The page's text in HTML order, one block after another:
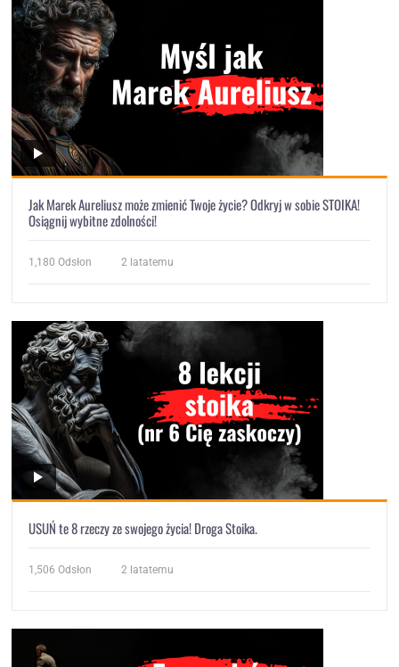
Jak Marek Aureliusz może zmienić Twoje życie? Odkryj w sobie STOIKA!
Osiągnij wybitne zdolności!
1,180 Odsłon 2 latatemu
USUŃ te 8 rzeczy ze swojego życia! Droga Stoika.
1,506 Odsłon 2 latatemu